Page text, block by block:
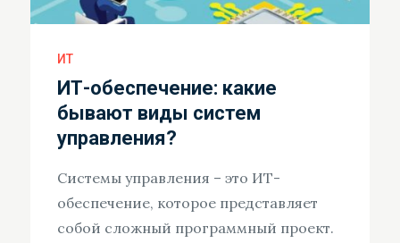
ИТ
ИТ-обеспечение: какие
бывают виды систем
управления?
Системы управления – это ИТ-
обеспечение, которое представляет
собой сложный программный проект.